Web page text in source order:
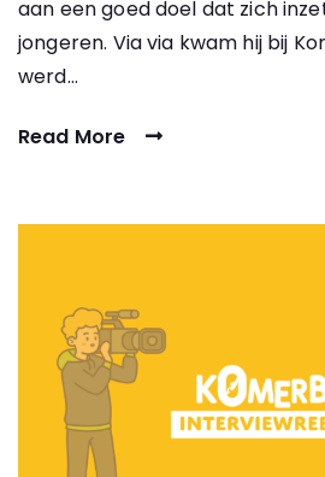
aan een goed doel dat zich
jongeren. Via via kwam hij bij
werd…
Read More